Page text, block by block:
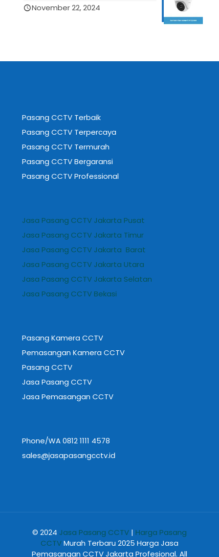
November 22, 2024
Pasang CCTV Terbaik
Pasang CCTV Terpercaya
Pasang CCTV Termurah
Pasang CCTV Bergaransi
Pasang CCTV Professional
Jasa Pasang CCTV Jakarta Pusat
Jasa Pasang CCTV Jakarta Timur
Jasa Pasang CCTV Jakarta Barat
Jasa Pasang CCTV Jakarta Utara
Jasa Pasang CCTV Jakarta Selatan
Jasa Pasang CCTV Bekasi
Pasang Kamera CCTV
Pemasangan Kamera CCTV
Pasang CCTV
Jasa Pasang CCTV
Jasa Pemasangan CCTV
Phone/WA 0812 1111 4578
sales@jasapasangcctv.id
© 2024 Jasa Pasang CCTV | Harga Pasang
CCTVMurah Terbaru 2025 Harga Jasa
Pemasangan CCTV Jakarta Profesional. All